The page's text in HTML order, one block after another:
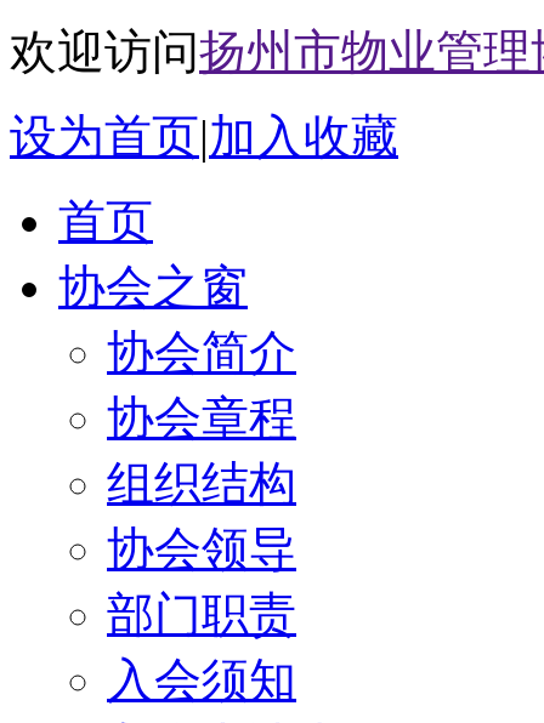
欢迎访问扬州市物业管理
设为首页|加入收藏
首页
协会之窗
协会简介
协会章程
组织结构
协会领导
部门职责
入会须知